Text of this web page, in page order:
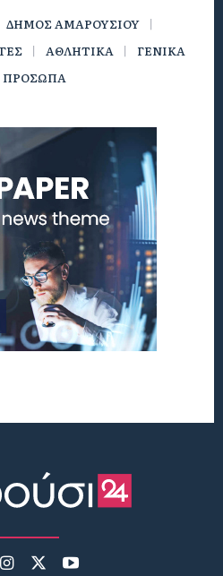
ΔΗΜΟΣ ΑΜΑΡΟΥΣΙΟΥ
ΑΘΛΗΤΙΚΑ
ΓΕΝΙΚΑ
ΠΡΟΣΩΠΑ